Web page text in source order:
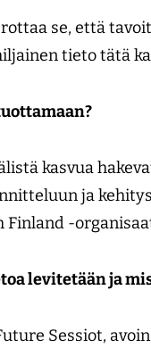
se, että
tieto tätä
kasvua
ja
-
levitetään ja
Sessiot,